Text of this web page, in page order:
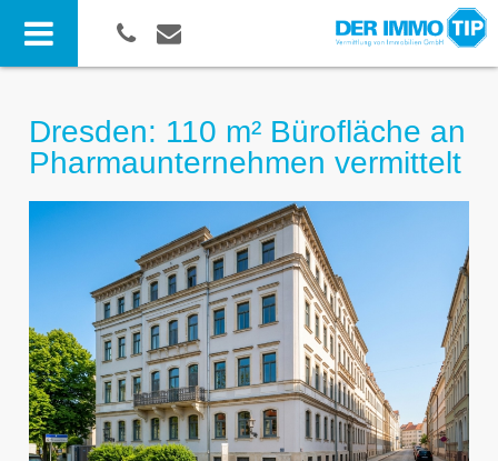
Dresden: 110 m² Bürofläche an
Pharmaunternehmen vermittelt